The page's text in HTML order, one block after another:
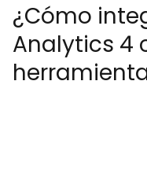
¿Cómo
Analytics 4